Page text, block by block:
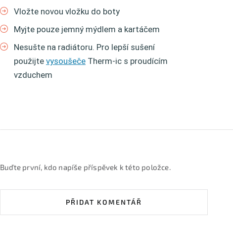
Vložte novou vložku do boty
Myjte pouze jemný mýdlem a kartáčem
Nesušte na radiátoru. Pro lepší sušení
použijte vysoušeče Therm-ic s proudícím
vzduchem
Buďte první, kdo napíše příspěvek k této položce.
PŘIDAT KOMENTÁŘ